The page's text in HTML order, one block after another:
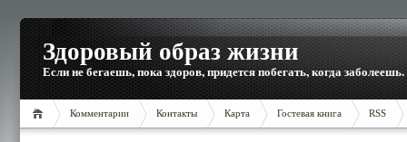
Здоровый образ жизни
Если не бегаешь, пока здоров, придется побегать, когда заболеешь.
Комментарии Контакты Карта Гостевая книга RSS